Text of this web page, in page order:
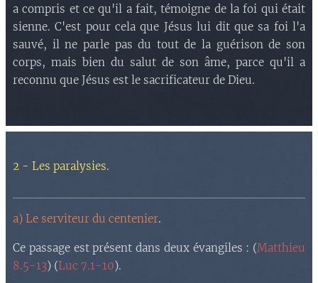
a compris et ce qu'il a fait, témoigne de la foi qui était
sienne. C'est pour cela que Jésus lui dit que sa foi l'a
sauvé, il ne parle pas du tout de la guérison de son
corps, mais bien du salut de son âme, parce qu'il a
reconnu que Jésus est le sacrificateur de Dieu.
2 - Les paralysies.
a) Le serviteur du centenier.
Ce passage est présent dans deux évangiles : (Matthieu
8.5-13) (Luc 7.1-10).